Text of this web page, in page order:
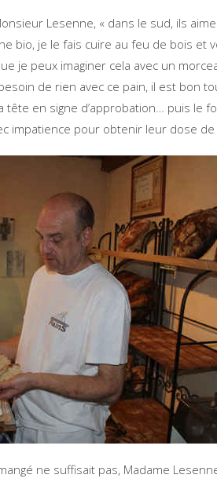
Lesenne, « dans le sud, ils
bio, je le fais cuire au feu de bois et
je peux imaginer cela avec un
de rien avec ce pain, il est bon
en signe d’approbation… puis le
impatience pour obtenir leur dose
ne suffisait pas, Madame